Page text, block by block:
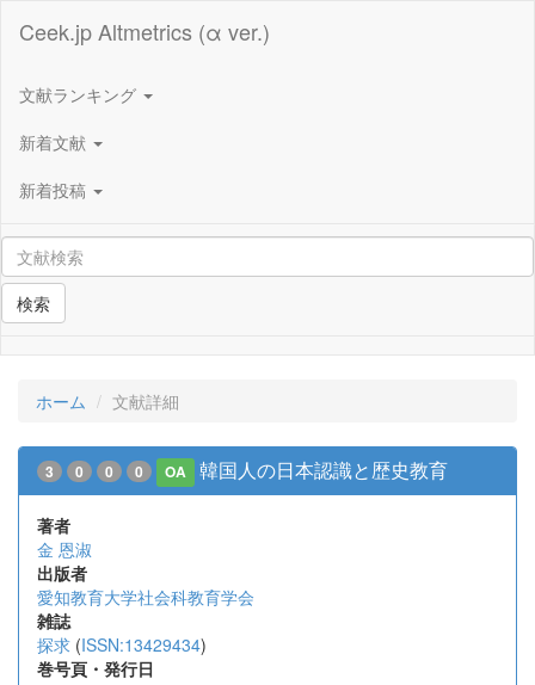
Ceek.jp Altmetrics (α ver.)
文献ランキング
新着文献
新着投稿
検索
ホーム 文献詳細
3 0 0 0 OA 韓国人の日本認識と歴史教育
著者
金 恩淑
出版者
愛知教育大学社会科教育学会
雑誌
探求 (ISSN:13429434)
巻号頁・発行日